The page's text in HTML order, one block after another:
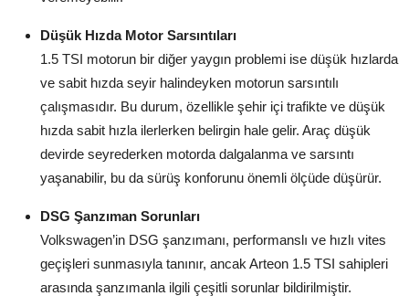
Düşük Hızda Motor Sarsıntıları
1.5 TSI motorun bir diğer yaygın problemi ise düşük hızlarda
ve sabit hızda seyir halindeyken motorun sarsıntılı
çalışmasıdır. Bu durum, özellikle şehir içi trafikte ve düşük
hızda sabit hızla ilerlerken belirgin hale gelir. Araç düşük
devirde seyrederken motorda dalgalanma ve sarsıntı
yaşanabilir, bu da sürüş konforunu önemli ölçüde düşürür.
DSG Şanzıman Sorunları
Volkswagen’in DSG şanzımanı, performanslı ve hızlı vites
geçişleri sunmasıyla tanınır, ancak Arteon 1.5 TSI sahipleri
arasında şanzımanla ilgili çeşitli sorunlar bildirilmiştir.